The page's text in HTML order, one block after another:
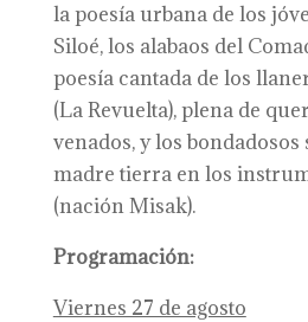
la poesía urbana de los
Siloé, los alabaos del
poesía cantada de los
(La Revuelta), plena de
venados, y los bondadosos
madre tierra en los
(nación Misak).
Programación:
Viernes 27 de agosto